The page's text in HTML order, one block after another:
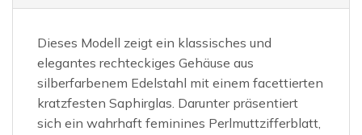
Dieses Modell zeigt ein klassisches und
elegantes rechteckiges Gehäuse aus
silberfarbenem Edelstahl mit einem facettierten
kratzfesten Saphirglas. Darunter präsentiert
sich ein wahrhaft feminines Perlmuttzifferblatt,